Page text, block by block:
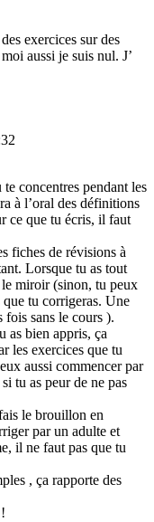
exercices sur des
aussi je suis nul. J’
concentres pendant les
à l’oral des définitions
ce que tu écris, il faut
fiches de révisions à
Lorsque tu as tout
le miroir (sinon, tu peux
tu corrigeras. Une
sans le cours ).
as bien appris, ça
les exercices que tu
aussi commencer par
tu as peur de ne pas
le brouillon en
par un adulte et
il ne faut pas que tu
, ça rapporte des